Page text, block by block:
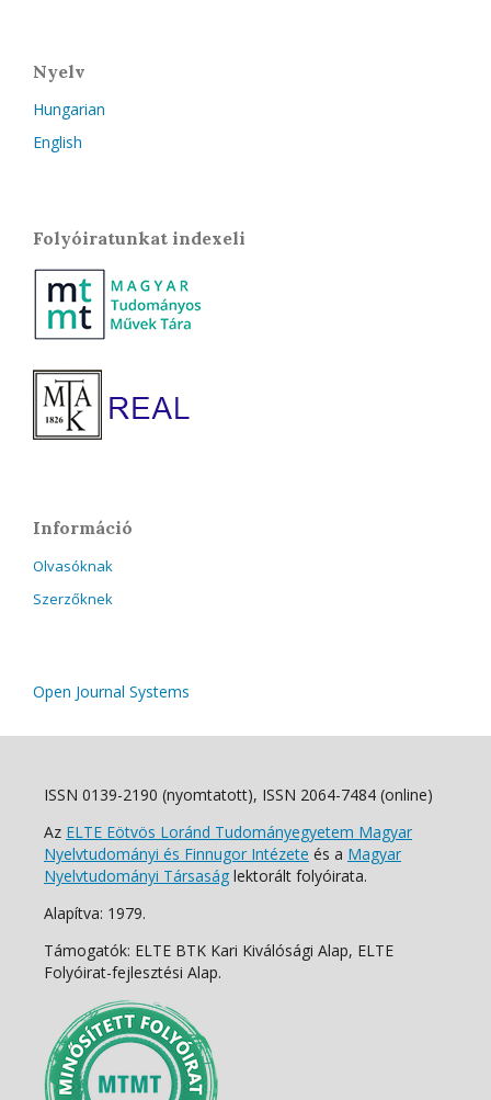
Nyelv
Hungarian
English
Folyóiratunkat indexeli
Információ
Olvasóknak
Szerzőknek
Open Journal Systems
ISSN 0139-2190 (nyomtatott), ISSN 2064-7484 (online)
Az ELTE Eötvös Loránd Tudományegyetem Magyar
Nyelvtudományi és Finnugor Intézete és a Magyar
Nyelvtudományi Társaság lektorált folyóirata.
Alapítva: 1979.
Támogatók: ELTE BTK Kari Kiválósági Alap, ELTE
Folyóirat-fejlesztési Alap.